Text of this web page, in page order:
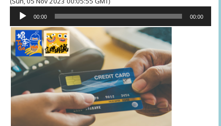
播
放
器
00:00 00:00